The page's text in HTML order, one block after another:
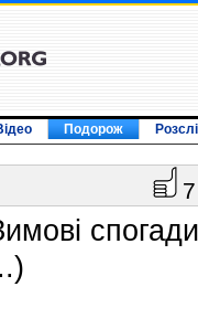
Подорож
7
спогади